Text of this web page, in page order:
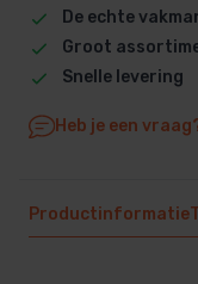
De echte
Groot
Snelle levering
Heb je een
Productinformatie